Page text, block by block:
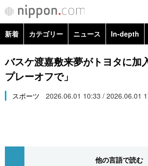
カテゴリー
経済・ビジネス
トップ
In-depth
新着 カテゴリー ニュース In-depth
政治・外交
経済・ビジネス
バスケ渡嘉敷来夢がトヨタに
プレーオフで」
スポーツ 2026.06.01 10:33 / 2026.06.01
他の言語で読む